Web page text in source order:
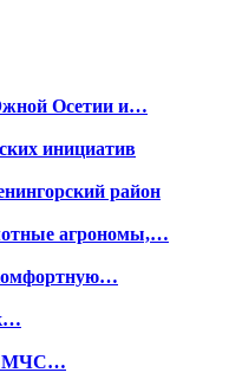
Осетии и…
инициатив
район
агрономы,…
МЧС…